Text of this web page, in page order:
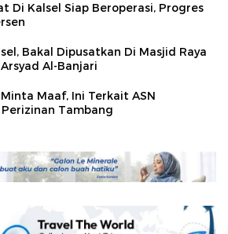
Di Kalsel Siap Beroperasi, Progres
Bakal Dipusatkan Di Masjid Raya
Al-Banjari
Maaf, Ini Terkait ASN
Tambang